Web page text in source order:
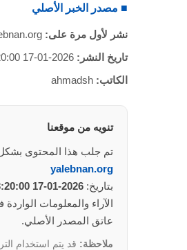
■ مصدر الخبر الأصلي
نشر لأول مرة على:
تاريخ النشر: 2026-01-17 03:20:00
الكاتب: ahmadsh
تنويه من موقعنا
تم جلب هذا المحتوى
yalebnan.org
بتاريخ: 2026-01-17 03:20:00
الآراء والمعلومات
عاتق المصدر الأصلي.
ملاحظة: قد يتم استخدام